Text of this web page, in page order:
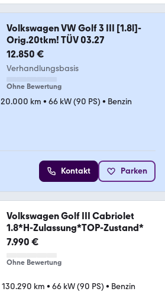
Volkswagen VW Golf 3 III [1.8l]-
Orig.20tkm! TÜV 03.27
12.850 €
Verhandlungsbasis
Ohne Bewertung
20.000 km • 66 kW (90 PS) • Benzin
Kontakt Parken
Volkswagen Golf III Cabriolet
1.8*H-Zulassung*TOP-Zustand*
7.990 €
Ohne Bewertung
130.290 km • 66 kW (90 PS) • Benzin